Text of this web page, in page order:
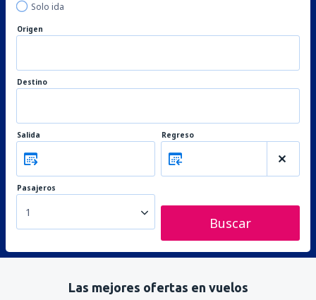
Solo ida
Origen
Destino
Salida Regreso
Pasajeros
1
Buscar
Las mejores ofertas en vuelos